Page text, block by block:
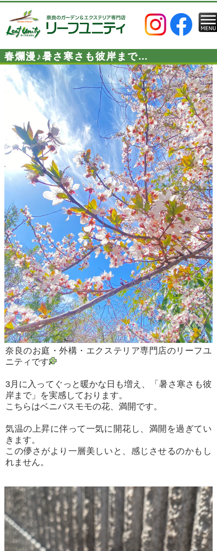
春爛漫♪暑さ寒さも彼岸まで…
奈良のお庭・外構・エクステリア専門店のリーフユ
ニティです
3月に入ってぐっと暖かな日も増え、「暑さ寒さも彼
岸まで」を実感しております。
こちらはベニバスモモの花、満開です。
気温の上昇に伴って一気に開花し、満開を過ぎてい
きます。
この儚さがより一層美しいと、感じさせるのかもし
れません。